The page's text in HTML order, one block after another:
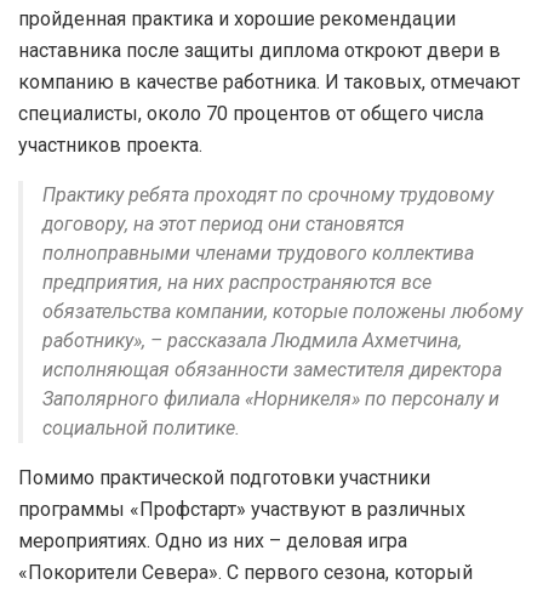
пройденная практика и хорошие рекомендации
наставника после защиты диплома откроют двери в
компанию в качестве работника. И таковых, отмечают
специалисты, около 70 процентов от общего числа
участников проекта.
Практику ребята проходят по срочному трудовому
договору, на этот период они становятся
полноправными членами трудового коллектива
предприятия, на них распространяются все
обязательства компании, которые положены любому
работнику», – рассказала Людмила Ахметчина,
исполняющая обязанности заместителя директора
Заполярного филиала «Норникеля» по персоналу и
социальной политике.
Помимо практической подготовки участники
программы «Профстарт» участвуют в различных
мероприятиях. Одно из них – деловая игра
«Покорители Севера». С первого сезона, который